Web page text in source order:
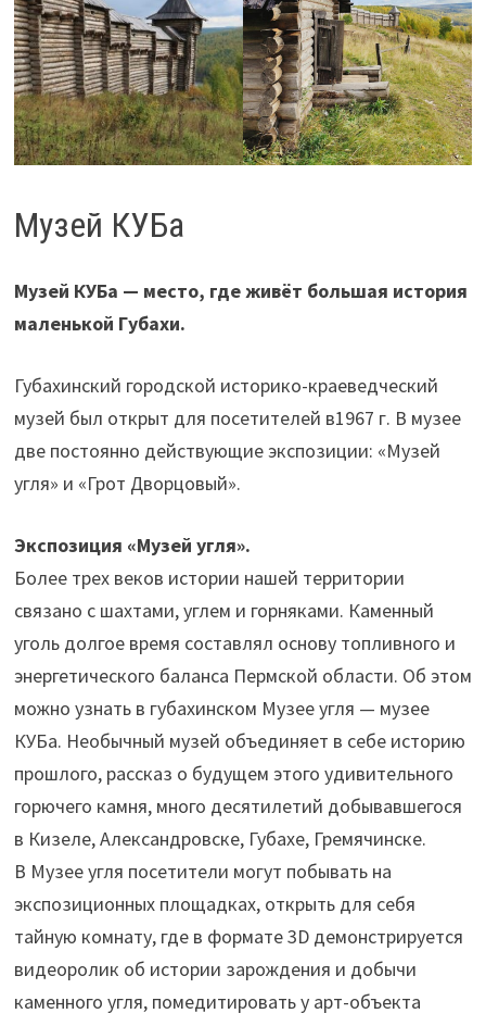
Музей КУБа
Музей КУБа — место, где живёт большая история
маленькой Губахи.
Губахинский городской историко-краеведческий
музей был открыт для посетителей в1967 г. В музее
две постоянно действующие экспозиции: «Музей
угля» и «Грот Дворцовый».
Экспозиция «Музей угля».
Более трех веков истории нашей территории
связано с шахтами, углем и горняками. Каменный
уголь долгое время составлял основу топливного и
энергетического баланса Пермской области. Об этом
можно узнать в губахинском Музее угля — музее
КУБа. Необычный музей объединяет в себе историю
прошлого, рассказ о будущем этого удивительного
горючего камня, много десятилетий добывавшегося
в Кизеле, Александровске, Губахе, Гремячинске.
В Музее угля посетители могут побывать на
экспозиционных площадках, открыть для себя
тайную комнату, где в формате 3D демонстрируется
видеоролик об истории зарождения и добычи
каменного угля, помедитировать у арт-объекта